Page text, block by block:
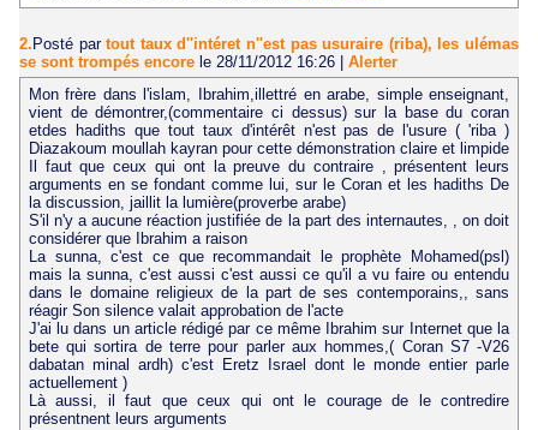
2.Posté partout taux d''intéret n''est pas usuraire (riba), les ulémas
se sont trompés encore le 28/11/2012 16:26 | Alerter
Mon frère dans l'islam, Ibrahim,illettré en arabe, simple enseignant,
vient de démontrer,(commentaire ci dessus) sur la base du coran
etdes hadiths que tout taux d'intérêt n'est pas de l'usure ( 'riba )
Diazakoum moullah kayran pour cette démonstration claire et limpide
Il faut que ceux qui ont la preuve du contraire , présentent leurs
arguments en se fondant comme lui, sur le Coran et les hadiths De
la discussion, jaillit la lumière(proverbe arabe)
S'il n'y a aucune réaction justifiée de la part des internautes, , on doit
considérer que Ibrahim a raison
La sunna, c'est ce que recommandait le prophète Mohamed(psl)
mais la sunna, c'est aussi c'est aussi ce qu'il a vu faire ou entendu
dans le domaine religieux de la part de ses contemporains,, sans
réagir Son silence valait approbation de l'acte
J'ai lu dans un article rédigé par ce même Ibrahim sur Internet que la
bete qui sortira de terre pour parler aux hommes,( Coran S7 -V26
dabatan minal ardh) c'est Eretz Israel dont le monde entier parle
actuellement )
Là aussi, il faut que ceux qui ont le courage de le contredire
présentnent leurs arguments